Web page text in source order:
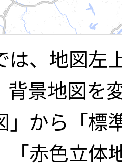
は、地図左
背景地図を
」から「
「赤色立体